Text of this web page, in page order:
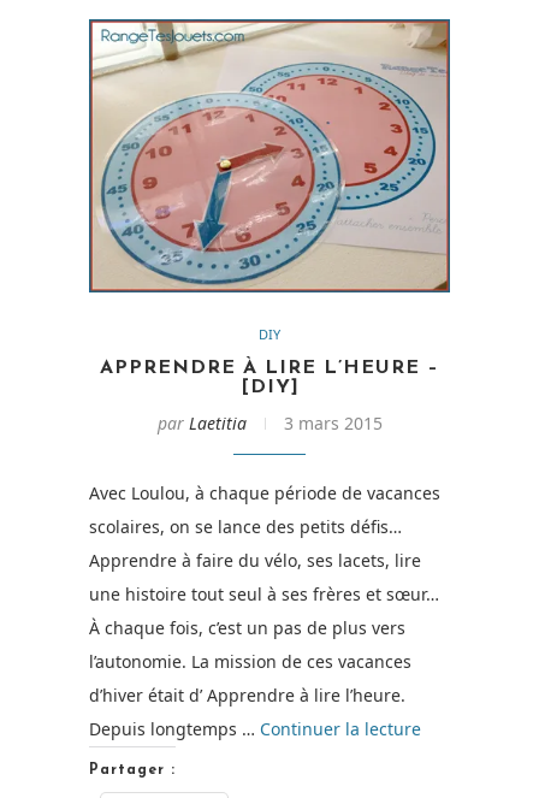
DIY
APPRENDRE À LIRE L’HEURE –
[DIY]
par Laetitia 3 mars 2015
Avec Loulou, à chaque période de vacances
scolaires, on se lance des petits défis…
Apprendre à faire du vélo, ses lacets, lire
une histoire tout seul à ses frères et sœur…
À chaque fois, c’est un pas de plus vers
l’autonomie. La mission de ces vacances
d’hiver était d’ Apprendre à lire l’heure.
Depuis longtemps … Continuer la lecturede
Partager :